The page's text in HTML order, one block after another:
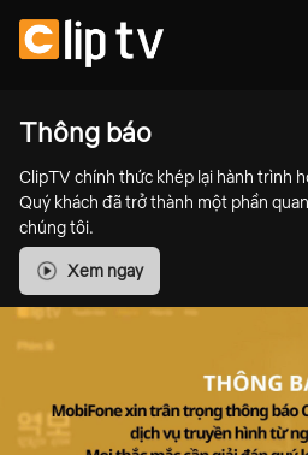
Thông báo
ClipTV chính thức khép lại hành trình
Quý khách đã trở thành một phần
chúng tôi.
Xem ngay